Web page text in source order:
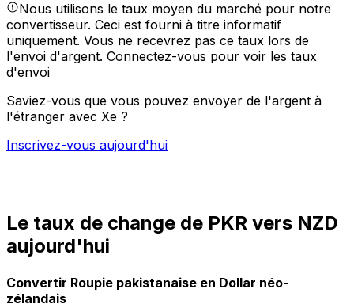
Nous utilisons le taux moyen du marché pour notre
convertisseur. Ceci est fourni à titre informatif
uniquement. Vous ne recevrez pas ce taux lors de
l'envoi d'argent. Connectez-vous pour voir les taux
d'envoi
Saviez-vous que vous pouvez envoyer de l'argent à
l'étranger avec Xe ?
Inscrivez-vous aujourd'hui
Le taux de change de PKR vers NZD
aujourd'hui
Convertir Roupie pakistanaise en Dollar néo-
zélandais